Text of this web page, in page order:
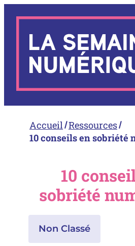
contenu
Accueil Ressources
10 conseils en sobriété
10
sobriété
Non Classé